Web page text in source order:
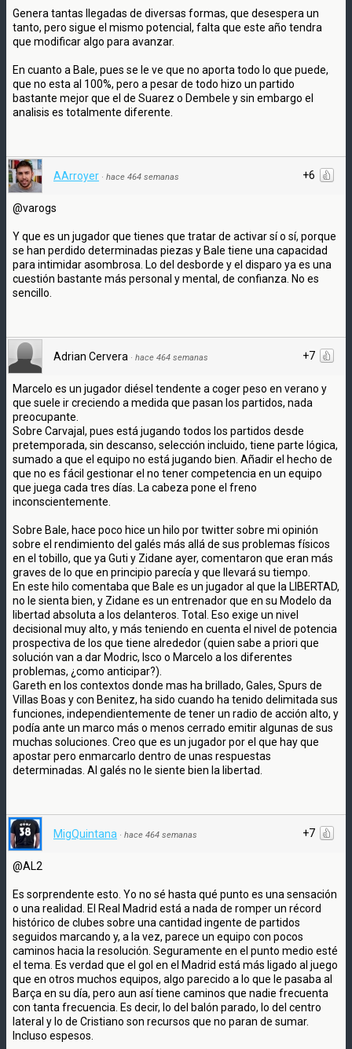
Genera tantas llegadas de diversas formas, que desespera un
tanto, pero sigue el mismo potencial, falta que este año tendra
que modificar algo para avanzar.
En cuanto a Bale, pues se le ve que no aporta todo lo que puede,
que no esta al 100%, pero a pesar de todo hizo un partido
bastante mejor que el de Suarez o Dembele y sin embargo el
analisis es totalmente diferente.
+6
AArroyer · hace 464 semanas
@varogs
Y que es un jugador que tienes que tratar de activar sí o sí, porque
se han perdido determinadas piezas y Bale tiene una capacidad
para intimidar asombrosa. Lo del desborde y el disparo ya es una
cuestión bastante más personal y mental, de confianza. No es
sencillo.
+7
Adrian Cervera · hace 464 semanas
Marcelo es un jugador diésel tendente a coger peso en verano y
que suele ir creciendo a medida que pasan los partidos, nada
preocupante.
Sobre Carvajal, pues está jugando todos los partidos desde
pretemporada, sin descanso, selección incluido, tiene parte lógica,
sumado a que el equipo no está jugando bien. Añadir el hecho de
que no es fácil gestionar el no tener competencia en un equipo
que juega cada tres días. La cabeza pone el freno
inconscientemente.
Sobre Bale, hace poco hice un hilo por twitter sobre mi opinión
sobre el rendimiento del galés más allá de sus problemas físicos
en el tobillo, que ya Guti y Zidane ayer, comentaron que eran más
graves de lo que en principio parecía y que llevará su tiempo.
En este hilo comentaba que Bale es un jugador al que la LIBERTAD,
no le sienta bien, y Zidane es un entrenador que en su Modelo da
libertad absoluta a los delanteros. Total. Eso exige un nivel
decisional muy alto, y más teniendo en cuenta el nivel de potencia
prospectiva de los que tiene alrededor (quien sabe a priori que
solución van a dar Modric, Isco o Marcelo a los diferentes
problemas, ¿como anticipar?).
Gareth en los contextos donde mas ha brillado, Gales, Spurs de
Villas Boas y con Benitez, ha sido cuando ha tenido delimitada sus
funciones, independientemente de tener un radio de acción alto, y
podía ante un marco más o menos cerrado emitir algunas de sus
muchas soluciones. Creo que es un jugador por el que hay que
apostar pero enmarcarlo dentro de unas respuestas
determinadas. Al galés no le siente bien la libertad.
+7
MigQuintana · hace 464 semanas
@AL2
Es sorprendente esto. Yo no sé hasta qué punto es una sensación
o una realidad. El Real Madrid está a nada de romper un récord
histórico de clubes sobre una cantidad ingente de partidos
seguidos marcando y, a la vez, parece un equipo con pocos
caminos hacia la resolución. Seguramente en el punto medio esté
el tema. Es verdad que el gol en el Madrid está más ligado al juego
que en otros muchos equipos, algo parecido a lo que le pasaba al
Barça en su día, pero aun así tiene caminos que nadie frecuenta
con tanta frecuencia. Es decir, lo del balón parado, lo del centro
lateral y lo de Cristiano son recursos que no paran de sumar.
Incluso espesos.